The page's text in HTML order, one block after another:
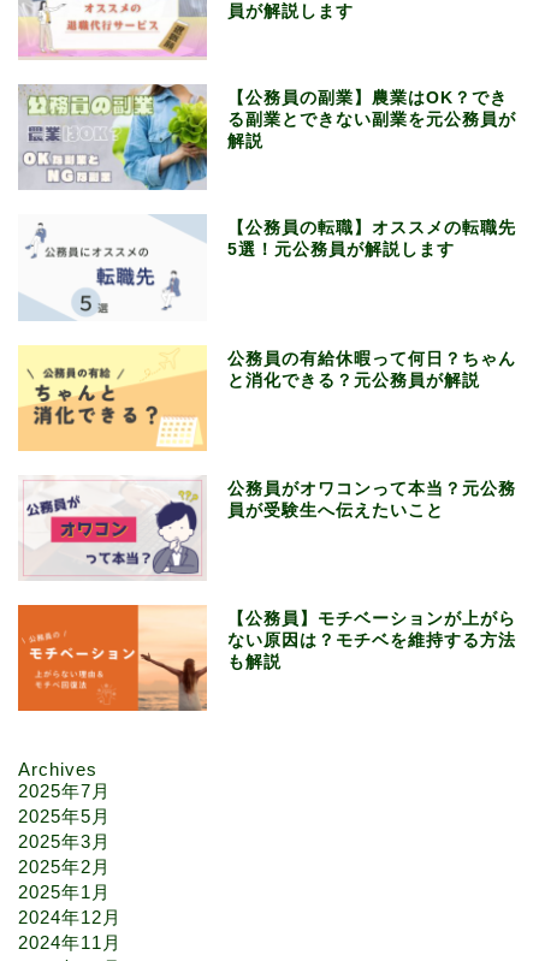
員が解説します
【公務員の副業】農業はOK？でき
る副業とできない副業を元公務員が
解説
【公務員の転職】オススメの転職先
5選！元公務員が解説します
公務員の有給休暇って何日？ちゃん
と消化できる？元公務員が解説
公務員がオワコンって本当？元公務
員が受験生へ伝えたいこと
【公務員】モチベーションが上がら
ない原因は？モチベを維持する方法
も解説
Archives
2025年7月
2025年5月
2025年3月
2025年2月
2025年1月
2024年12月
2024年11月